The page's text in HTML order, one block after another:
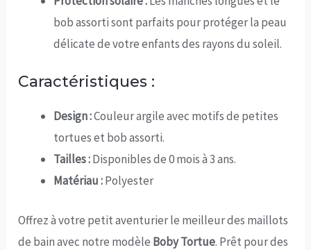
bob assorti sont parfaits pour protéger la peau
délicate de votre enfants des rayons du soleil.
Caractéristiques :
Design :Couleur argile avec motifs de petites
tortues et bob assorti.
Tailles :Disponibles de 0 mois à 3 ans.
Matériau :Polyester
Offrez à votre petit aventurier le meilleur des maillots
de bain avec notre modèle Boby Tortue. Prêt pour des